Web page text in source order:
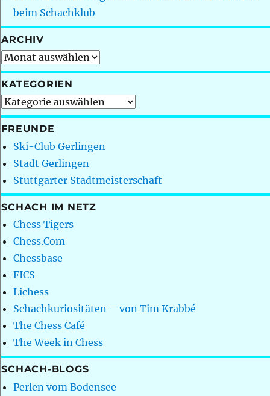
beim Schachklub
ARCHIV
Archiv
KATEGORIEN
Kategorien
FREUNDE
Ski-Club Gerlingen
Stadt Gerlingen
Stuttgarter Stadtmeisterschaft
SCHACH IM NETZ
Chess Tigers
Chess.Com
Chessbase
FICS
Lichess
Schachkuriositäten – von Tim Krabbé
The Chess Café
The Week in Chess
SCHACH-BLOGS
Perlen vom Bodensee